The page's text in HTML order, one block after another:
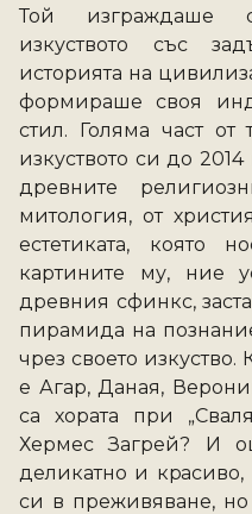
Той изграждаше
изкуството със
историята на
формираше своя
стил. Голяма част от
изкуството си до
древните
митология, от
естетиката, която
картините му, ние
древния сфинкс,
пирамида на
чрез своето
е Агар, Даная,
са хората при
Хермес Загрей? И
деликатно и
си в преживяване,